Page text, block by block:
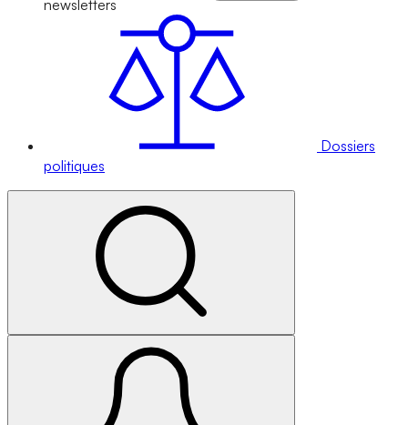
newsletters
Dossiers
politiques